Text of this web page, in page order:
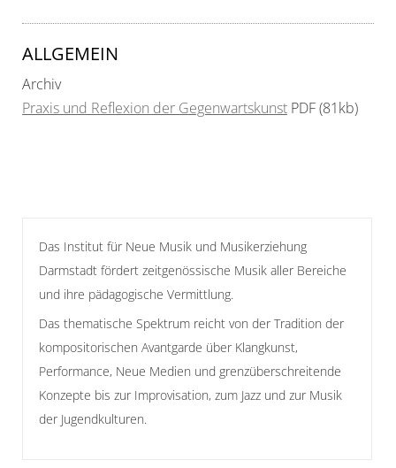
ALLGEMEIN
Archiv
Praxis und Reflexion der Gegenwartskunst PDF (81kb)
Das Institut für Neue Musik und Musikerziehung
Darmstadt fördert zeitgenössische Musik aller Bereiche
und ihre pädagogische Vermittlung.
Das thematische Spektrum reicht von der Tradition der
kompositorischen Avantgarde über Klangkunst,
Performance, Neue Medien und grenzüberschreitende
Konzepte bis zur Improvisation, zum Jazz und zur Musik
der Jugendkulturen.